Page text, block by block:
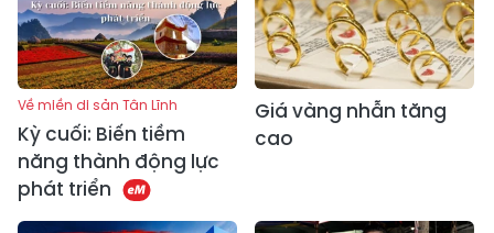
Về miền di sản Tân Lĩnh
Kỳ cuối: Biến tiềm
năng thành động lực
phát triển
Giá vàng nhẫn tăng
cao